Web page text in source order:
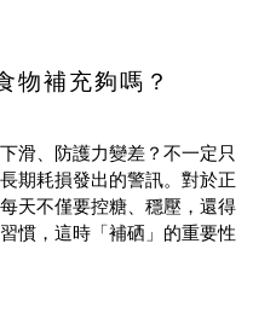
物補充夠嗎？
滑、防護力變差？不一定只
期耗損發出的警訊。對於正
天不僅要控糖、穩壓，還得
慣，這時「補硒」的重要性